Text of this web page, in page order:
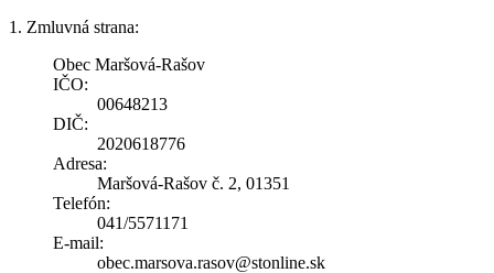
1. Zmluvná strana:
Obec Maršová-Rašov
IČO:
00648213
DIČ:
2020618776
Adresa:
Maršová-Rašov č. 2, 01351
Telefón:
041/5571171
E-mail:
obec.marsova.rasov@stonline.sk